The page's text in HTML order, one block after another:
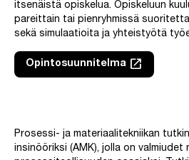
itsenäistä opiskelua. Opiskeluun
pareittain tai pienryhmissä
sekä simulaatioita ja yhteistyötä
Opintosuunnitelma
Linkki avautuu
launch
Prosessi- ja materiaalitekniikan
insinööriksi (AMK), jolla on valmiudet